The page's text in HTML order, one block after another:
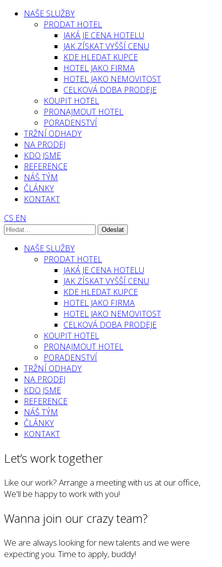
NAŠE SLUŽBY
PRODAT HOTEL
JAKÁ JE CENA HOTELU
JAK ZÍSKAT VYŠŠÍ CENU
KDE HLEDAT KUPCE
HOTEL JAKO FIRMA
HOTEL JAKO NEMOVITOST
CELKOVÁ DOBA PRODEJE
KOUPIT HOTEL
PRONAJMOUT HOTEL
PORADENSTVÍ
TRŽNÍ ODHADY
NA PRODEJ
KDO JSME
REFERENCE
NÁŠ TÝM
ČLÁNKY
KONTAKT
CS EN
NAŠE SLUŽBY
PRODAT HOTEL
JAKÁ JE CENA HOTELU
JAK ZÍSKAT VYŠŠÍ CENU
KDE HLEDAT KUPCE
HOTEL JAKO FIRMA
HOTEL JAKO NEMOVITOST
CELKOVÁ DOBA PRODEJE
KOUPIT HOTEL
PRONAJMOUT HOTEL
PORADENSTVÍ
TRŽNÍ ODHADY
NA PRODEJ
KDO JSME
REFERENCE
NÁŠ TÝM
ČLÁNKY
KONTAKT
Let’s work together
Like our work? Arrange a meeting with us at our office,
We'll be happy to work with you!
Wanna join our crazy team?
We are always looking for new talents and we were
expecting you. Time to apply, buddy!